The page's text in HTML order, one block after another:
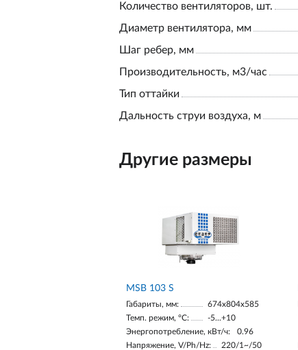
Количество вентиляторов, шт.
Диаметр вентилятора, мм
Шаг ребер, мм
Производительность, м3/час
Тип оттайки
Дальность струи воздуха, м
Другие размеры
MSB 103 S
Габариты, мм:
674х804х585
Темп. режим, °С:
-5...+10
Энергопотребление, кВт/ч:
0.96
Напряжение, V/Ph/Hz:
220/1~/50